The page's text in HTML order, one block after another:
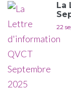
La
22